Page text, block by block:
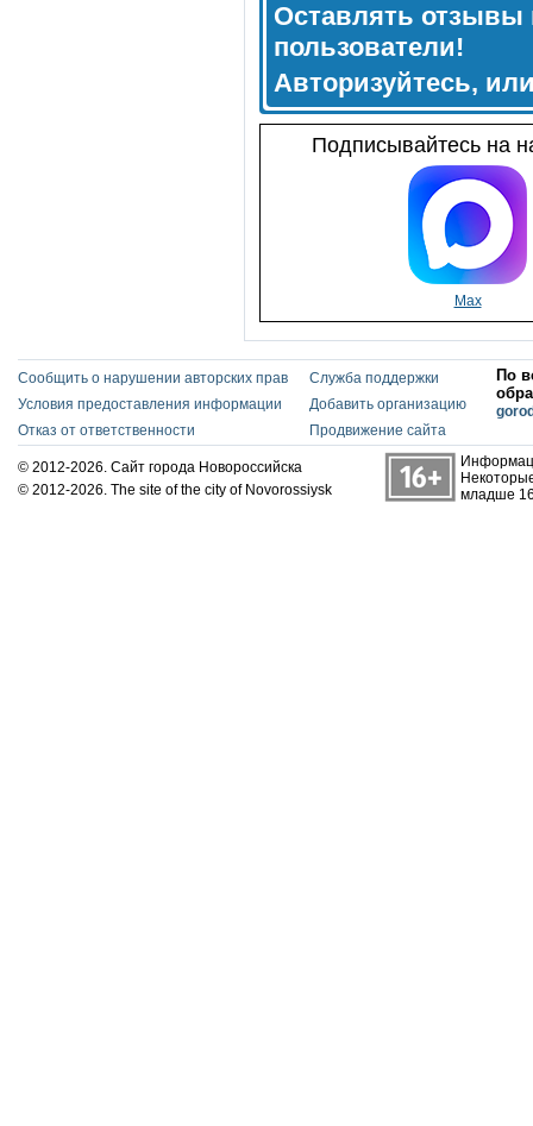
Оставлять отзывы
пользователи!
Авторизуйтесь,
Подписывайтесь на
Max
Сообщить о нарушении авторских прав
Условия предоставления информации
Отказ от ответственности
Служба поддержки
Добавить организацию
Продвижение сайта
По
© 2012-2026. Сайт города Новороссийска
© 2012-2026. The site of the city of Novorossiysk
младше